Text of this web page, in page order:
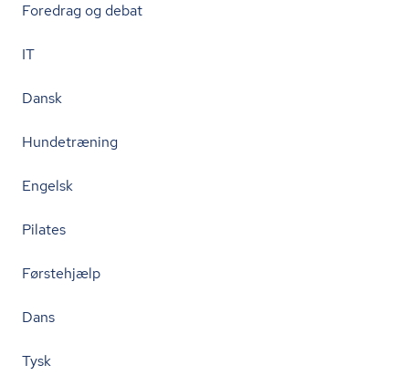
Foredrag og debat
IT
Dansk
Hundetræning
Engelsk
Pilates
Førstehjælp
Dans
Tysk